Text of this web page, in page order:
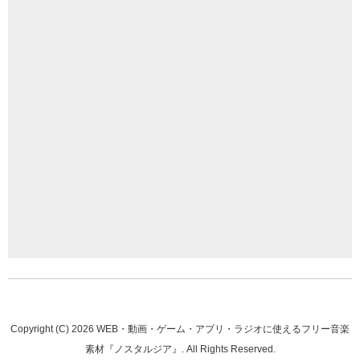
Copyright (C) 2026 WEB・動画・ゲーム・アプリ・ラジオに使えるフリー音楽
素材『ノスタルジア』 . All Rights Reserved.